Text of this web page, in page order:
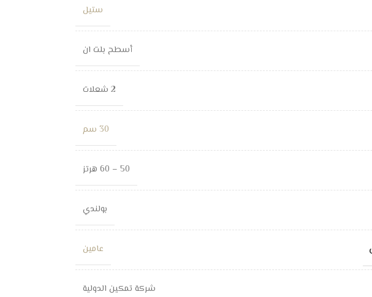
ستيل
أسطح بلت ان
2 شعلات
30 سم
50 – 60 هرتز
بولندي
عامين
شركة تمكين الدولية